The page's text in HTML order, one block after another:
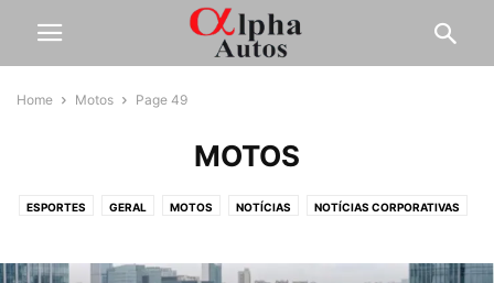
Home Motos Page 49
MOTOS
ESPORTES GERAL MOTOS NOTÍCIAS NOTÍCIAS CORPORATIVAS